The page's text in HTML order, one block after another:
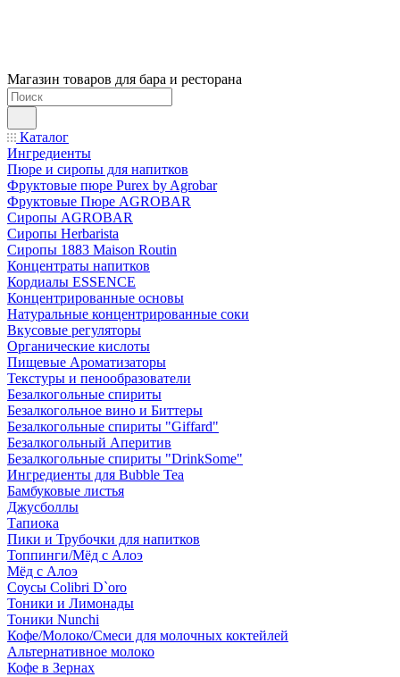
Магазин товаров для бара и ресторана
Каталог
Ингредиенты
Пюре и сиропы для напитков
Фруктовые пюре Purex by Agrobar
Фруктовые Пюре AGROBAR
Сиропы AGROBAR
Сиропы Herbarista
Сиропы 1883 Maison Routin
Концентраты напитков
Кордиалы ESSENCE
Концентрированные основы
Натуральные концентрированные соки
Вкусовые регуляторы
Органические кислоты
Пищевые Ароматизаторы
Текстуры и пенообразователи
Безалкогольные спириты
Безалкогольное вино и Биттеры
Безалкогольные спириты "Giffard"
Безалкогольный Аперитив
Безалкогольные спириты "DrinkSome"
Ингредиенты для Bubble Tea
Бамбуковые листья
Джусболлы
Тапиока
Пики и Трубочки для напитков
Топпинги/Мёд с Алоэ
Мёд с Алоэ
Соусы Colibri D`oro
Тоники и Лимонады
Тоники Nunchi
Кофе/Молоко/Смеси для молочных коктейлей
Альтернативное молоко
Кофе в Зернах